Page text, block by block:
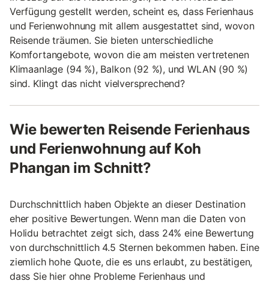
Verfügung gestellt werden, scheint es, dass Ferienhaus
und Ferienwohnung mit allem ausgestattet sind, wovon
Reisende träumen. Sie bieten unterschiedliche
Komfortangebote, wovon die am meisten vertretenen
Klimaanlage (94 %), Balkon (92 %), und WLAN (90 %)
sind. Klingt das nicht vielversprechend?
Wie bewerten Reisende Ferienhaus
und Ferienwohnung auf Koh
Phangan im Schnitt?
Durchschnittlich haben Objekte an dieser Destination
eher positive Bewertungen. Wenn man die Daten von
Holidu betrachtet zeigt sich, dass 24% eine Bewertung
von durchschnittlich 4.5 Sternen bekommen haben. Eine
ziemlich hohe Quote, die es uns erlaubt, zu bestätigen,
dass Sie hier ohne Probleme Ferienhaus und